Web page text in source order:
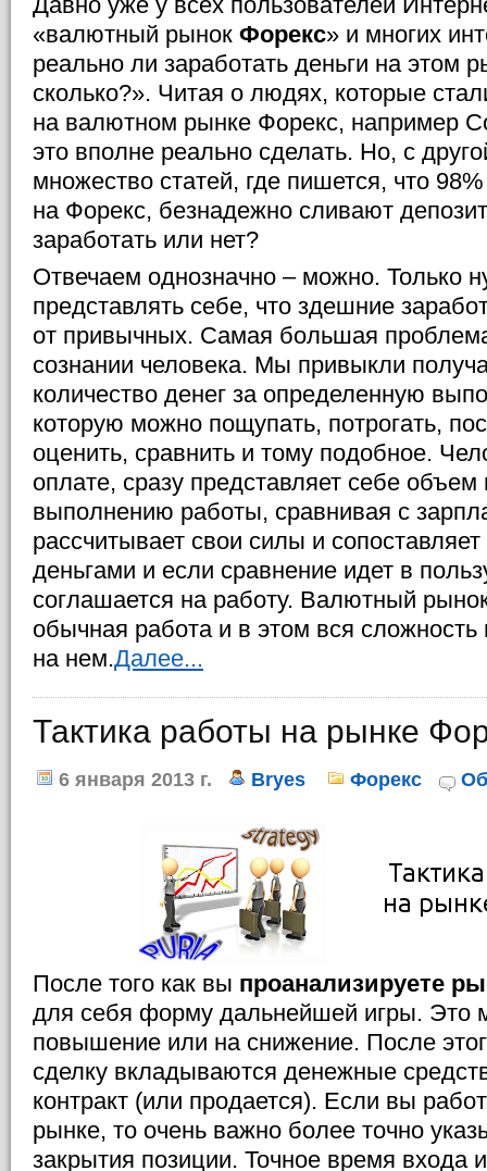
«валютный рынок Форекс» и многих
реально ли заработать деньги на этом
сколько?». Читая о людях, которые
на валютном рынке Форекс, например
это вполне реально сделать. Но, с
множество статей, где пишется, что
на Форекс, безнадежно сливают
заработать или нет?
Отвечаем однозначно – можно. Только
представлять себе, что здешние
от привычных. Самая большая
сознании человека. Мы привыкли
количество денег за определенную
которую можно пощупать, потрогать,
оценить, сравнить и тому подобное.
оплате, сразу представляет себе
выполнению работы, сравнивая с
рассчитывает свои силы и
деньгами и если сравнение идет в
соглашается на работу. Валютный
обычная работа и в этом вся сложность
на нем.Далее...
Тактика работы на рынке
6 января 2013 г. Bryes Форекс
После того как вы проанализируете
для себя форму дальнейшей игры. Это
повышение или на снижение. После
сделку вкладываются денежные
контракт (или продается). Если вы
рынке, то очень важно более точно
закрытия позиции. Точное время входа